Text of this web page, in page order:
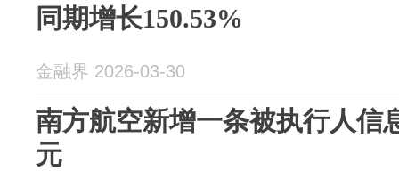
同期增长150.53%
金融界 2026-03-30
南方航空新增一条被执行人信
元